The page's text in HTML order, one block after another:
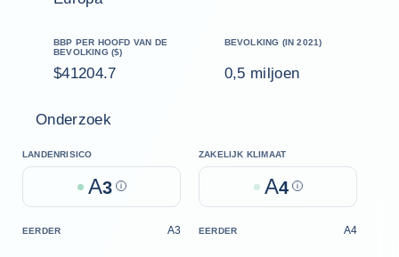
BBP PER HOOFD VAN DE
BEVOLKING ($)
$41204.7
BEVOLKING (IN 2021)
0,5 miljoen
Onderzoek
LANDENRISICO
A3 Help
ZAKELIJK KLIMAAT
A4 Help
EERDER A3 EERDER A4